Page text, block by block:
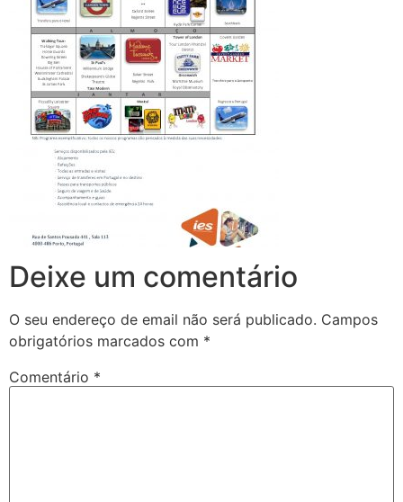
Deixe um comentário
O seu endereço de email não será publicado. Campos
obrigatórios marcados com *
Comentário *